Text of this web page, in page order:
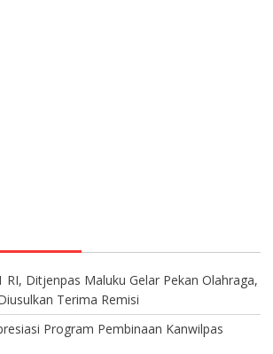
RI, Ditjenpas Maluku Gelar Pekan Olahraga,
Terima Remisi
Program Pembinaan Kanwilpas